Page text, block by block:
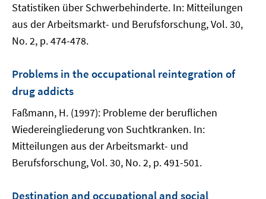
Statistiken über Schwerbehinderte. In: Mitteilungen
aus der Arbeitsmarkt- und Berufsforschung, Vol. 30,
No. 2, p. 474-478.
Problems in the occupational reintegration of
drug addicts
Faßmann, H. (1997): Probleme der beruflichen
Wiedereingliederung von Suchtkranken. In:
Mitteilungen aus der Arbeitsmarkt- und
Berufsforschung, Vol. 30, No. 2, p. 491-501.
Destination and occupational and social